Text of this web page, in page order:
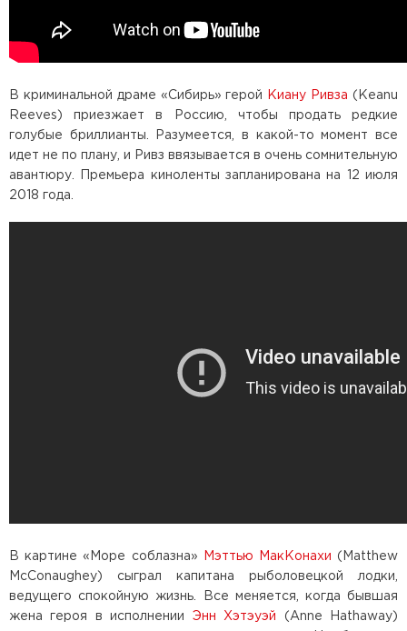
В криминальной драме «Сибирь» герой Киану Ривза (Keanu
Reeves) приезжает в Россию, чтобы продать редкие
голубые бриллианты. Разумеется, в какой-то момент все
идет не по плану, и Ривз ввязывается в очень сомнительную
авантюру. Премьера киноленты запланирована на 12 июля
2018 года.
В картине «Море соблазна» Мэттью МакКонахи (Matthew
McConaughey) сыграл капитана рыболовецкой лодки,
ведущего спокойную жизнь. Все меняется, когда бывшая
жена героя в исполнении Энн Хэтэуэй (Anne Hathaway)